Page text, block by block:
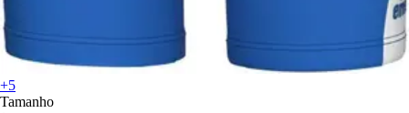
+5
Tamanho